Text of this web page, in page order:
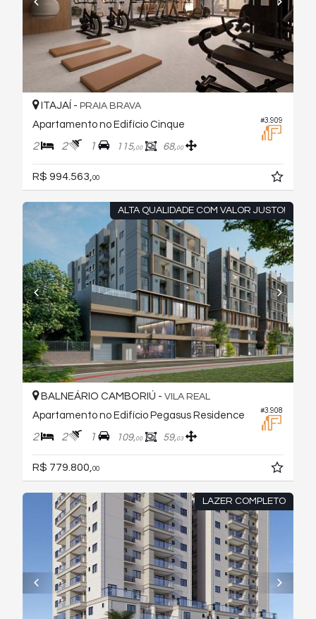
#3.909
ITAJAÍ - PRAIA BRAVA
Apartamento no Edifício Cinque
2 2 1 115,00 68,00
R$ 994.563, 00
ALTA QUALIDADE COM VALOR JUSTO!
#3.908
BALNEÁRIO CAMBORIÚ - VILA REAL
Apartamento no Edifício Pegasus Residence
2 2 1 109,00 59,03
R$ 779.800, 00
LAZER COMPLETO